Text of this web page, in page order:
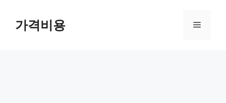
가격비용 메